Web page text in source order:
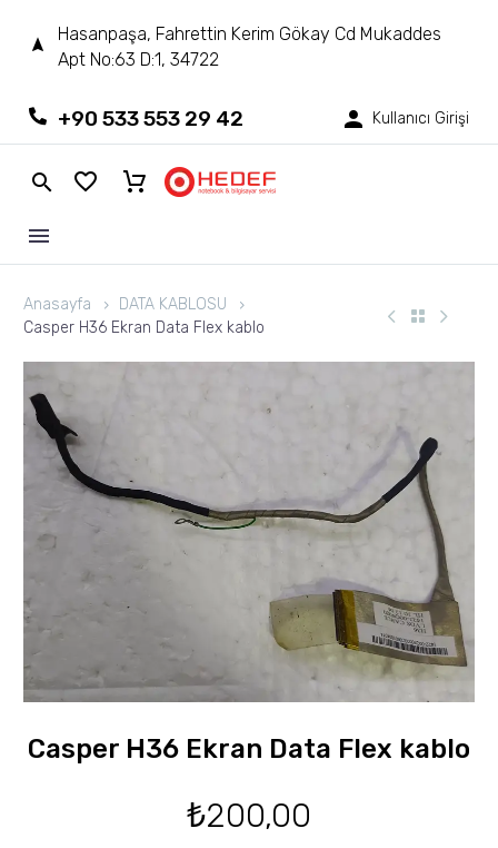
Hasanpaşa, Fahrettin Kerim Gökay Cd Mukaddes
Apt No:63 D:1, 34722
+90 533 553 29 42 Kullanıcı Girişi
Anasayfa
DATA KABLOSU
Casper H36 Ekran Data Flex kablo
Casper H36 Ekran Data Flex kablo
₺200,00